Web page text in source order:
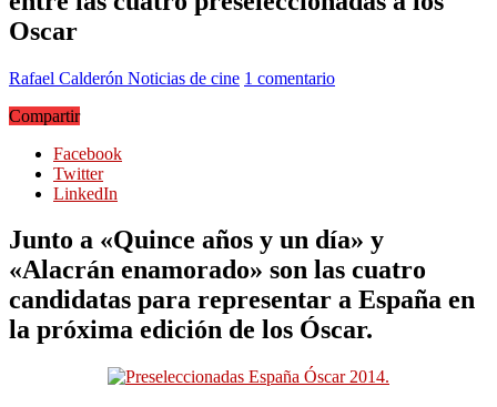
Oscar
Rafael Calderón Noticias de cine 1 comentario
Compartir
Facebook
Twitter
LinkedIn
Junto a «Quince años y un día» y
«Alacrán enamorado» son las cuatro
candidatas para representar a España en
la próxima edición de los Óscar.